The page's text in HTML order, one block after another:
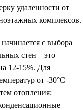
удаленности от
комплексов.
с выбора
стен – это
12-15%. Для
от -30°C
отопления: